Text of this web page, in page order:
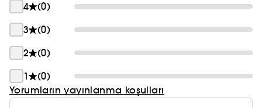
4
(0)
3
(0)
2
(0)
1
(0)
Yorumların yayınlanma koşulları